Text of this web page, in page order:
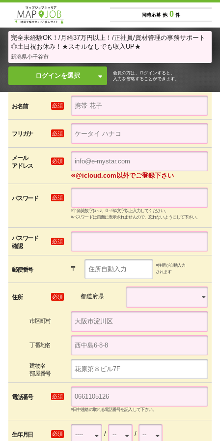
同時応募 他 0 件
完全未経験OK！/月給37万円以上！/正社員/資材管理の事務サポート
◎土日祝お休み！★スキルなしでも収入UP★
新潟県小千谷市
ログインを選択
会員の方は、ログインすると、
入力を省略することができます。
お名前 必須
フリガナ 必須
メール
アドレス
必須
※@icloud.com以外でご登録下さい
パスワード 必須
※半角英数字(a～z、0～9)4文字以上入力してください。
※パスワードは画面に表示されませんので、忘れないようにして下さい。
パスワード
確認
必須
郵便番号 〒
※住所が自動入力
されます
住所 必須 都道府県
市区町村
丁番地名
建物名
部屋番号
電話番号 必須
※日中連絡の取れる電話番号を記入して下さい。
生年月日 必須 / /